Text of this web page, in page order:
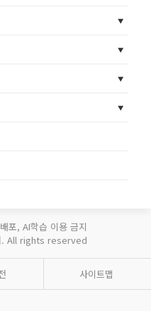
포, AI학습 이용 금지
. All rights reserved
사이트맵